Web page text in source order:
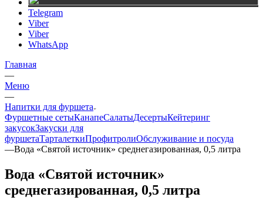
Telegram
Viber
Viber
WhatsApp
Главная
—
Меню
—
Напитки для фуршета
Фуршетные сетыКанапеСалатыДесертыКейтеринг
закусокЗакуски для
фуршетаТарталеткиПрофитролиОбслуживание и посуда
—Вода «Святой источник» среднегазированная, 0,5 литра
Вода «Святой источник»
среднегазированная, 0,5 литра